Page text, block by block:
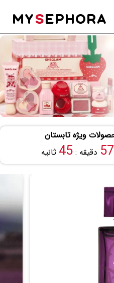
MYSEPHORA
57 دقیقه :45 ثانیه